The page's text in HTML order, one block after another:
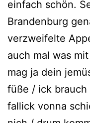
einfach schön.
Brandenburg
verzweifelte
auch mal was
mag ja dein
füße / ick
fallick vonna